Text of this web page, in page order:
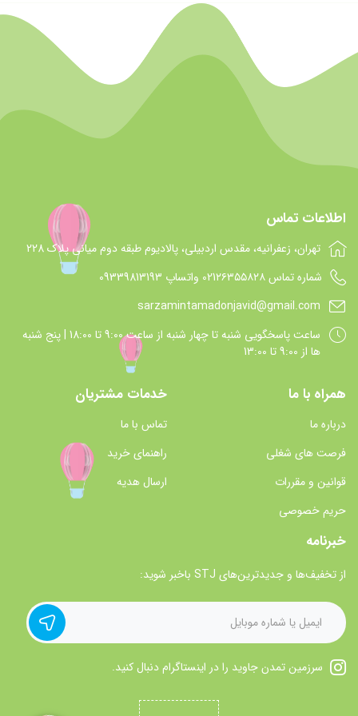
اطلاعات تماس
تهران، زعفرانیه، مقدس اردبیلی، پالادیوم طبقه دوم میانی پلاک 228
شماره تماس 021۲۶۳۵۵۸۲۸ واتساپ 09339813193
sarzamintamadonjavid@gmail.com
ساعت پاسخگويي شنبه تا چهار شنبه از ساعت 9:00 تا 18:00 | پنج شنبه
ها از 9:00 تا 13:00
همراه با ما
درباره ما
فرصت های شغلی
قوانین و مقررات
حریم خصوصی
خدمات مشتریان
تماس با ما
راهنمای خرید
ارسال هدیه
خبرنامه
از تخفیف‌ها و جدیدترین‌های STJ باخبر شوید:
سرزمین تمدن جاوید را در اینستاگرام دنبال کنید.